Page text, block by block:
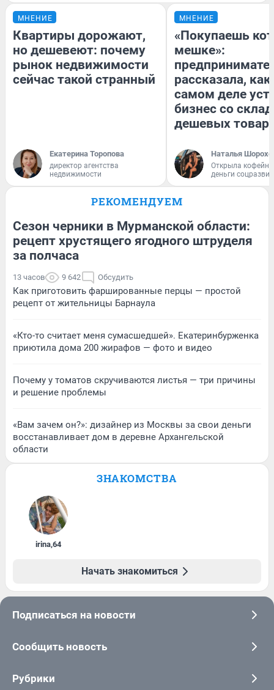
МНЕНИЕ
Квартиры дорожают,
но дешевеют: почему
рынок недвижимости
сейчас такой странный
Екатерина Торопова
директор агентства
недвижимости
МНЕНИЕ
«Покупаешь
мешке»:
рассказала, как
самом деле
бизнес со
дешевых
Наталья
Открыла
деньги
РЕКОМЕНДУЕМ
Сезон черники в Мурманской области:
рецепт хрустящего ягодного штруделя
за полчаса
13 часов 9 642 Обсудить
Как приготовить фаршированные перцы — простой
рецепт от жительницы Барнаула
«Кто-то считает меня сумасшедшей». Екатеринбурженка
приютила дома 200 жирафов — фото и видео
Почему у томатов скручиваются листья — три причины
и решение проблемы
«Вам зачем он?»: дизайнер из Москвы за свои деньги
восстанавливает дом в деревне Архангельской
области
ЗНАКОМСТВА
irina,64
Начать знакомиться
Подписаться на новости
Сообщить новость
Рубрики